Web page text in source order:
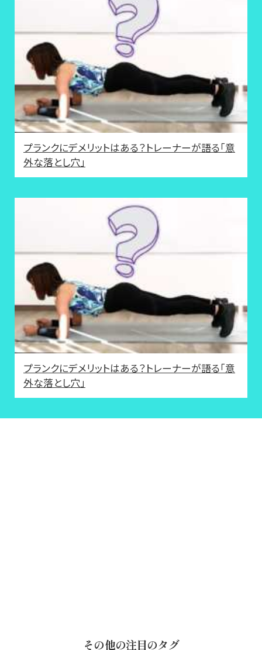
プランクにデメリットはある？トレーナーが語る「意
外な落とし穴」
プランクにデメリットはある？トレーナーが語る「意
外な落とし穴」
その他の注目のタグ